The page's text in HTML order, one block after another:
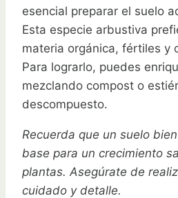
esencial preparar el suelo
Esta especie arbustiva
materia orgánica, fértiles y
Para lograrlo, puedes
mezclando compost o
descompuesto.
Recuerda que un suelo
base para un crecimiento
plantas. Asegúrate de
cuidado y detalle.